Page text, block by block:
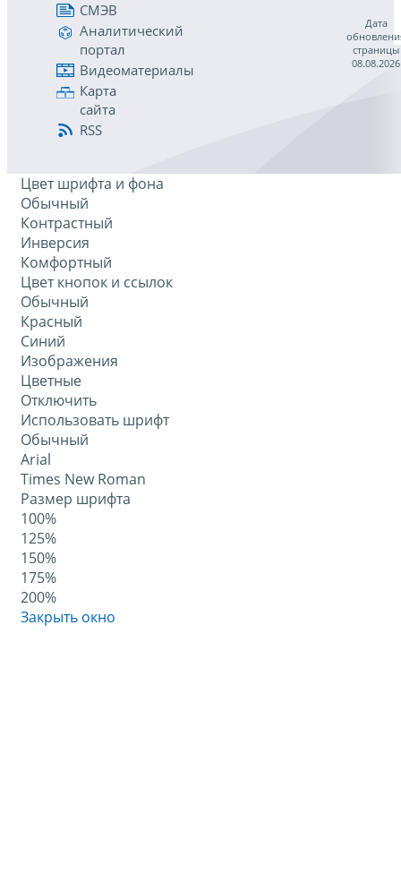
СМЭВ
Аналитический
портал
Видеоматериалы
Карта
сайта
RSS
Дата
страницы
08.08.2026
Цвет шрифта и фона
Обычный
Контрастный
Инверсия
Комфортный
Цвет кнопок и ссылок
Обычный
Красный
Синий
Изображения
Цветные
Отключить
Использовать шрифт
Обычный
Arial
Times New Roman
Размер шрифта
100%
125%
150%
175%
200%
Закрыть окно